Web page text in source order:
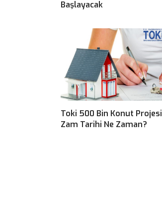
Başlayacak
Toki 500 Bin Konut Projesi
Zam Tarihi Ne Zaman?